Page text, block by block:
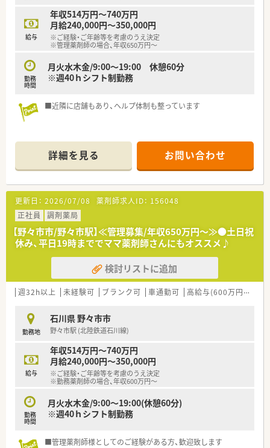
給与
年収514万円～740万円
月給240,000円～350,000円
※ご経験・ご年齢等を考慮のうえ決定
※管理薬剤師の場合、年収650万円～
勤務
時間
月火水木金/9:00～19:00 休憩60分
※週40ｈシフト制勤務
■近隣に店舗もあり、ヘルプ体制も整っています
詳細を見る お問い合わせ
更新日： 2026/07/08 薬剤師求人ID： 156048
正社員
調剤薬局
【野々市市/野々市駅】≪管理募集/年収650万円～≫●土日祝
休み、平日19時まででママ薬剤師さんにもオススメ♪
検討リストに追加
週32h以上 未経験可 ブランク可 車通勤可 高給与(600万円以上)
勤務地
石川県 野々市市
野々市駅 (北陸鉄道石川線)
給与
年収514万円～740万円
月給240,000円～350,000円
※ご経験・ご年齢等を考慮のうえ決定
※勤務薬剤師の場合、年収600万円～
勤務
時間
月火水木金/9:00～19:00(休憩60分)
※週40ｈシフト制勤務
■管理薬剤師様としてのご経験がある方、歓迎致します